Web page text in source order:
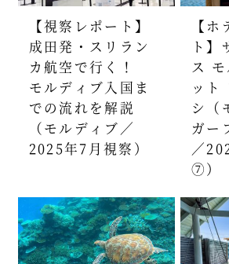
【視察レポート】
成田発・スリラン
カ航空で行く！
モルディブ入国ま
での流れを解説
（モルディブ／
2025年7月視察）
【
ト】
ス
ット
シ（
ガー
／
⑦）